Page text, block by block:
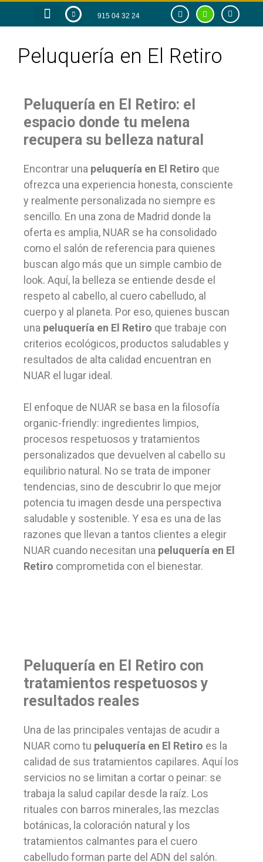
915 04 32 24
Peluquería en El Retiro
Peluquería en El Retiro: el
espacio donde tu melena
recupera su belleza natural
Encontrar una peluquería en El Retiro que
ofrezca una experiencia honesta, consciente
y realmente personalizada no siempre es
sencillo. En una zona de Madrid donde la
oferta es amplia, NUAR se ha consolidado
como el salón de referencia para quienes
buscan algo más que un simple cambio de
look. Aquí, la belleza se entiende desde el
respeto al cabello, al cuero cabelludo, al
cuerpo y al planeta. Por eso, quienes buscan
una peluquería en El Retiro que trabaje con
criterios ecológicos, productos saludables y
resultados de alta calidad encuentran en
NUAR el lugar ideal.
El enfoque de NUAR se basa en la filosofía
organic-friendly: ingredientes limpios,
procesos respetuosos y tratamientos
personalizados que devuelven al cabello su
equilibrio natural. No se trata de imponer
tendencias, sino de descubrir lo que mejor
potencia tu imagen desde una perspectiva
saludable y sostenible. Y esa es una de las
razones que llevan a tantos clientes a elegir
NUAR cuando necesitan una peluquería en El
Retiro comprometida con el bienestar.
Peluquería en El Retiro con
tratamientos respetuosos y
resultados reales
Una de las principales ventajas de acudir a
NUAR como tu peluquería en El Retiro es la
calidad de sus tratamientos capilares. Aquí los
servicios no se limitan a cortar o peinar: se
trabaja la salud capilar desde la raíz. Los
rituales con barros minerales, las mezclas
botánicas, la coloración natural y los
tratamientos calmantes para el cuero
cabelludo forman parte del ADN del salón.